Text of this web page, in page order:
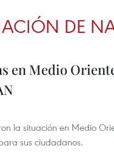
DE
en Medio
la situación en Medio
sus ciudadanos.